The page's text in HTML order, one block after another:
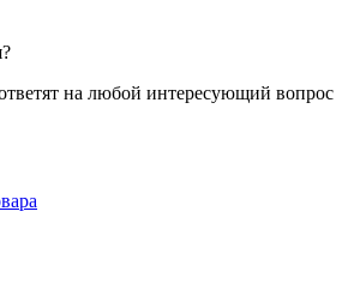
на любой интересующий вопрос